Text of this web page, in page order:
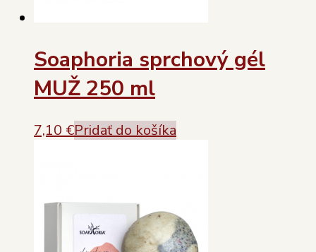
Soaphoria sprchový gél
MUŽ 250 ml
7,10 €Pridať do košíka